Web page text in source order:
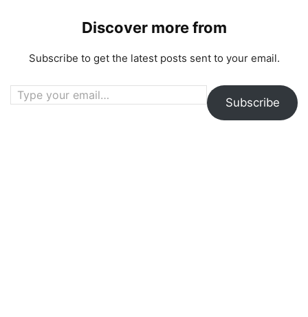
Discover more from
Subscribe to get the latest posts sent to your email.
Type your email…
Subscribe